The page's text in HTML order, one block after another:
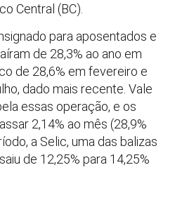
Central (BC).
para aposentados e
de 28,3% ao ano em
de 28,6% em fevereiro e
dado mais recente. Vale
essas operação, e os
2,14% ao mês (28,9%
a Selic, uma das balizas
de 12,25% para 14,25%